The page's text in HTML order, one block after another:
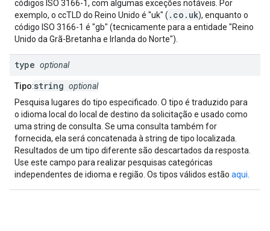
códigos ISO 3166-1, com algumas exceções notáveis. Por
exemplo, o ccTLD do Reino Unido é "uk" ( .co.uk), enquanto o
código ISO 3166-1 é "gb" (tecnicamente para a entidade "Reino
Unido da Grã-Bretanha e Irlanda do Norte").
type optional
Tipo:string optional
Pesquisa lugares do tipo especificado. O tipo é traduzido para
o idioma local do local de destino da solicitação e usado como
uma string de consulta. Se uma consulta também for
fornecida, ela será concatenada à string de tipo localizada.
Resultados de um tipo diferente são descartados da resposta.
Use este campo para realizar pesquisas categóricas
independentes de idioma e região. Os tipos válidos estão aqui